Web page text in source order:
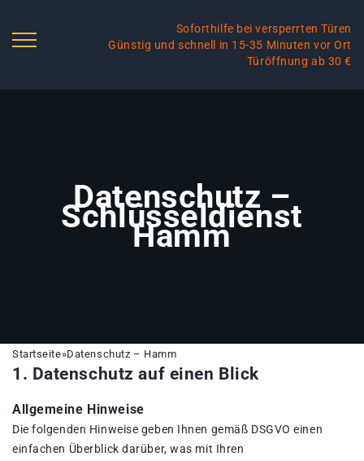
Soforthilfe bei versperrten Türen
Günstig und schnell in 15-35 Minuten vor Ort
Türöffnung ab 30 €
Datenschutz –
Schlüsseldienst
Hamm
Startseite»Datenschutz – Hamm
1. Datenschutz auf einen Blick
Allgemeine Hinweise
Die folgenden Hinweise geben Ihnen gemäß DSGVO einen
einfachen Überblick darüber, was mit Ihren